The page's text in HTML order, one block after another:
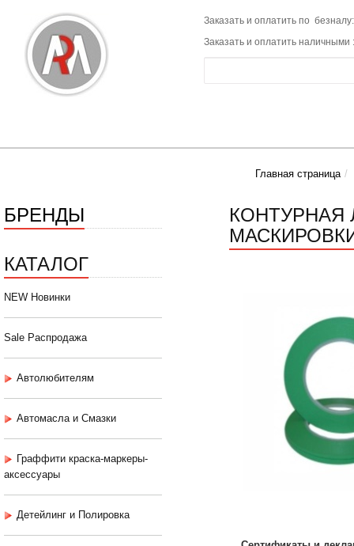
Заказать и оплатить по
Заказать и оплатить наличными
Главная страница
БРЕНДЫ
КАТАЛОГ
NEW Новинки
Sale Распродажа
Автолюбителям
Автомасла и Смазки
Граффити краска-маркеры-
аксессуары
Детейлинг и Полировка
КОНТУРНАЯ